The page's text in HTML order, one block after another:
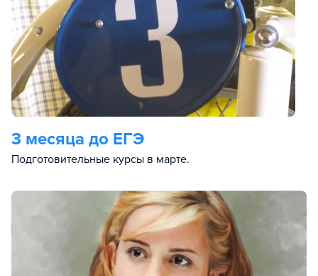
3 месяца до ЕГЭ
Подготовительные курсы в марте.